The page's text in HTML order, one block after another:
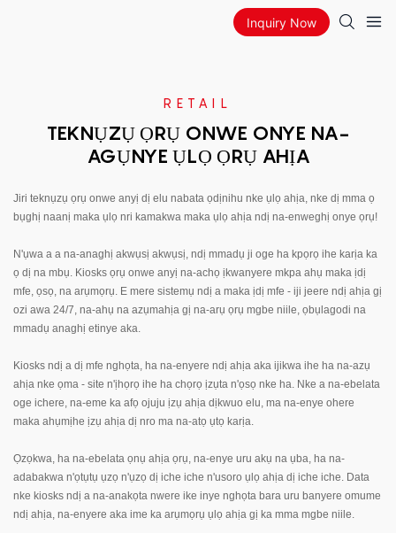
Inquiry Now
RETAIL
TEKNỤZỤ ỌRỤ ONWE ONYE NA-
AGỤNYE ỤLỌ ỌRỤ AHỊA
Jiri teknụzụ ọrụ onwe anyị dị elu nabata ọdịnihu nke ụlọ ahịa, nke dị mma ọ
bụghị naanị maka ụlọ nri kamakwa maka ụlọ ahịa ndị na-enweghị onye ọrụ!
N'ụwa a a na-anaghị akwụsị akwụsị, ndị mmadụ ji oge ha kpọrọ ihe karịa ka
ọ dị na mbụ. Kiosks ọrụ onwe anyị na-achọ ịkwanyere mkpa ahụ maka ịdị
mfe, ọsọ, na arụmọrụ. E mere sistemụ ndị a maka ịdị mfe - iji jeere ndị ahịa gị
ozi awa 24/7, na-ahụ na azụmahịa gị na-arụ ọrụ mgbe niile, ọbụlagodi na
mmadụ anaghị etinye aka.
Kiosks ndị a dị mfe nghọta, ha na-enyere ndị ahịa aka ijikwa ihe ha na-azụ
ahịa nke ọma - site n'ịhọrọ ihe ha chọrọ ịzụta n'ọsọ nke ha. Nke a na-ebelata
oge ichere, na-eme ka afọ ojuju ịzụ ahịa dịkwuo elu, ma na-enye ohere
maka ahụmịhe ịzụ ahịa dị nro ma na-atọ ụtọ karịa.
Ọzọkwa, ha na-ebelata ọnụ ahịa ọrụ, na-enye uru akụ na ụba, ha na-
adabakwa n'ọtụtụ ụzọ n'ụzọ dị iche iche n'usoro ụlọ ahịa dị iche iche. Data
nke kiosks ndị a na-anakọta nwere ike inye nghọta bara uru banyere omume
ndị ahịa, na-enyere aka ime ka arụmọrụ ụlọ ahịa gị ka mma mgbe niile.